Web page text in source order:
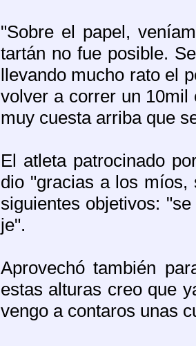
"Sobre el papel,
tartán no fue posible.
llevando mucho rato el
volver a correr un 10mil
muy cuesta arriba que
El atleta patrocinado
dio "gracias a los míos,
siguientes objetivos:
je".
Aprovechó también
estas alturas creo que
vengo a contaros unas